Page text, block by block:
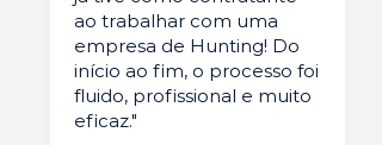
ao trabalhar com uma
empresa de Hunting! Do
início ao fim, o processo foi
fluido, profissional e muito
eficaz."